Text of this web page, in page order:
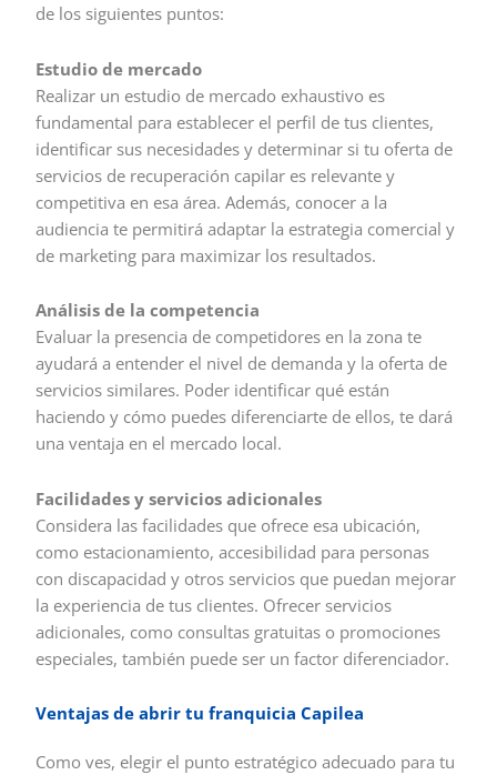
de los siguientes puntos:
Estudio de mercado
Realizar un estudio de mercado exhaustivo es
fundamental para establecer el perfil de tus clientes,
identificar sus necesidades y determinar si tu oferta de
servicios de recuperación capilar es relevante y
competitiva en esa área. Además, conocer a la
audiencia te permitirá adaptar la estrategia comercial y
de marketing para maximizar los resultados.
Análisis de la competencia
Evaluar la presencia de competidores en la zona te
ayudará a entender el nivel de demanda y la oferta de
servicios similares. Poder identificar qué están
haciendo y cómo puedes diferenciarte de ellos, te dará
una ventaja en el mercado local.
Facilidades y servicios adicionales
Considera las facilidades que ofrece esa ubicación,
como estacionamiento, accesibilidad para personas
con discapacidad y otros servicios que puedan mejorar
la experiencia de tus clientes. Ofrecer servicios
adicionales, como consultas gratuitas o promociones
especiales, también puede ser un factor diferenciador.
Ventajas de abrir tu franquicia Capilea
Como ves, elegir el punto estratégico adecuado para tu